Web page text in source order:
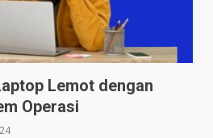
Lemot dengan
Operasi